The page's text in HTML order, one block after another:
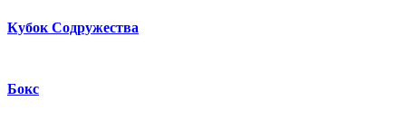
Кубок Содружества
Бокс